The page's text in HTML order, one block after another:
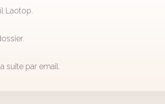
Laotop.
suite par email.